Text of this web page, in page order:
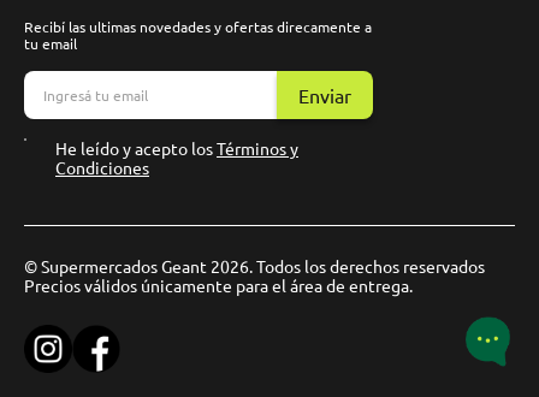
Recibí las ultimas novedades y ofertas direcamente a
tu email
Enviar
He leído y acepto losTérminos y
Condiciones
© Supermercados Geant 2026. Todos los derechos reservados
Precios válidos únicamente para el área de entrega.